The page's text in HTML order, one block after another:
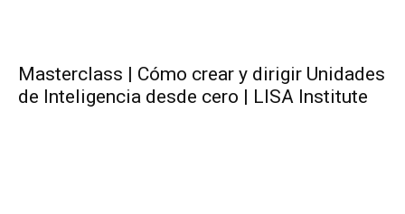
Masterclass | Cómo crear y dirigir Unidades
de Inteligencia desde cero | LISA Institute